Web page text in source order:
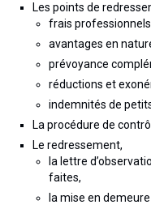
Les points de
frais
avantages en
prévoyance
réductions et
indemnités de
La procédure de
Le redressement,
la lettre
faites,
la mise en